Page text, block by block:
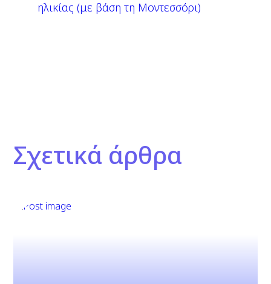
ηλικίας (με βάση τη Μοντεσσόρι)
Σχετικά άρθρα